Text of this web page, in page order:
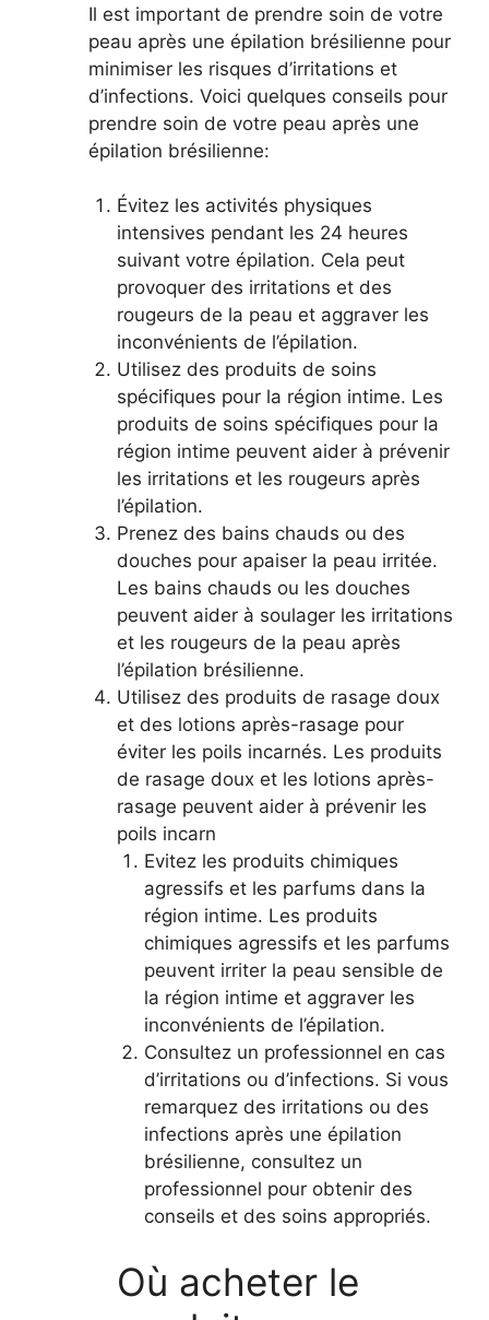
Il est important de prendre soin de votre
peau après une épilation brésilienne pour
minimiser les risques d’irritations et
d’infections. Voici quelques conseils pour
prendre soin de votre peau après une
épilation brésilienne:
Évitez les activités physiques
intensives pendant les 24 heures
suivant votre épilation. Cela peut
provoquer des irritations et des
rougeurs de la peau et aggraver les
inconvénients de l’épilation.
Utilisez des produits de soins
spécifiques pour la région intime. Les
produits de soins spécifiques pour la
région intime peuvent aider à prévenir
les irritations et les rougeurs après
l’épilation.
Prenez des bains chauds ou des
douches pour apaiser la peau irritée.
Les bains chauds ou les douches
peuvent aider à soulager les irritations
et les rougeurs de la peau après
l’épilation brésilienne.
Utilisez des produits de rasage doux
et des lotions après-rasage pour
éviter les poils incarnés. Les produits
de rasage doux et les lotions après-
rasage peuvent aider à prévenir les
poils incarn
Evitez les produits chimiques
agressifs et les parfums dans la
région intime. Les produits
chimiques agressifs et les parfums
peuvent irriter la peau sensible de
la région intime et aggraver les
inconvénients de l’épilation.
Consultez un professionnel en cas
d’irritations ou d’infections. Si vous
remarquez des irritations ou des
infections après une épilation
brésilienne, consultez un
professionnel pour obtenir des
conseils et des soins appropriés.
Où acheter le